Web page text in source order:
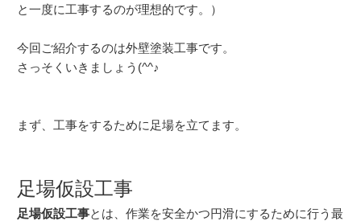
と一度に工事するのが理想的です。）
今回ご紹介するのは外壁塗装工事です。
さっそくいきましょう(^^♪
まず、工事をするために足場を立てます。
足場仮設工事
足場仮設工事とは、作業を安全かつ円滑にするために行う最